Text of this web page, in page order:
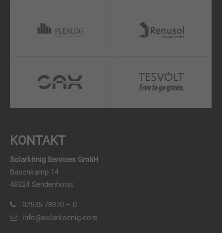
KONTAKT
Solarkönig Services GmbH
Buschkamp 14
48324 Sendenhorst
02535 78970 – 0
info@solarkoenig.com